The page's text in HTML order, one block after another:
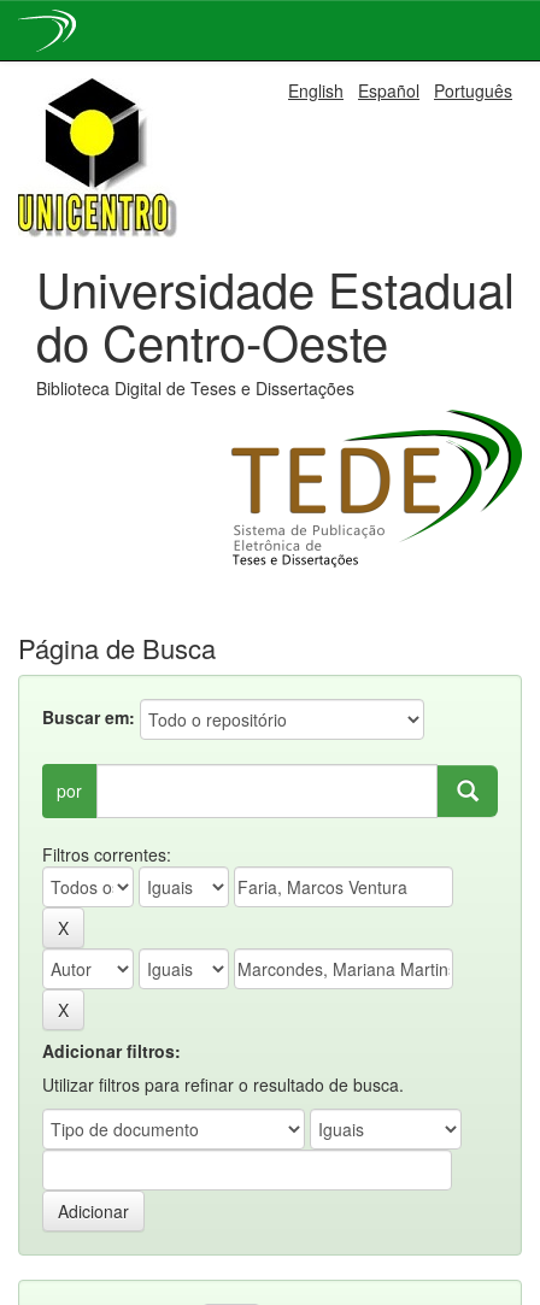
navigation
English Español Português
Universidade Estadual
do Centro-Oeste
Biblioteca Digital de Teses e Dissertações
Página de Busca
Buscar em:
por
Filtros correntes:
Adicionar filtros:
Utilizar filtros para refinar o resultado de busca.